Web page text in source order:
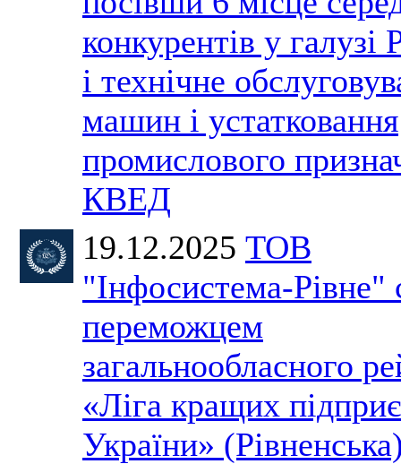
конкурентів у галузі
і технічне
машин і устатковання
промислового
КВЕД
19.12.2025 ТОВ
"Інфосистема-Рівне"
переможцем
загальнообласного
«Ліга кращих
України»